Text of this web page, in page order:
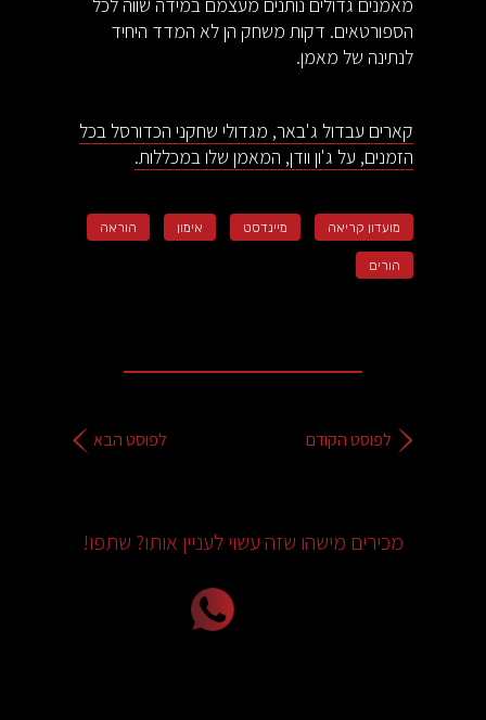
הספורטאים. דקות משחק הן לא המדד היחיד
לנתינה של מאמן.
קארים עבדול ג'באר, מגדולי שחקני הכדורסל בכל
הזמנים, על ג'ון וודן, המאמן שלו במכללות.
מועדון קריאה מיינדסט אימון הוראה
הורים
לפוסט הקודם לפוסט הבא
מכירים מישהו שזה עשוי לעניין אותו? שתפו!